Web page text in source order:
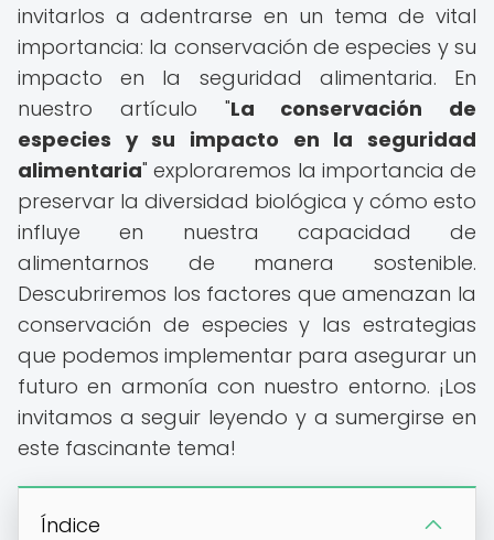
invitarlos a adentrarse en un tema de vital
importancia: la conservación de especies y su
impacto en la seguridad alimentaria. En
nuestro artículo "La conservación de
especies y su impacto en la seguridad
alimentaria" exploraremos la importancia de
preservar la diversidad biológica y cómo esto
influye en nuestra capacidad de
alimentarnos de manera sostenible.
Descubriremos los factores que amenazan la
conservación de especies y las estrategias
que podemos implementar para asegurar un
futuro en armonía con nuestro entorno. ¡Los
invitamos a seguir leyendo y a sumergirse en
este fascinante tema!
Índice